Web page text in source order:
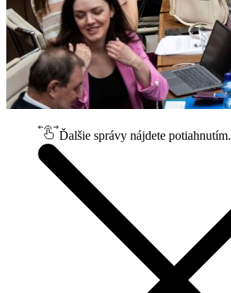
Ďalšie správy nájdete potiahnutím.